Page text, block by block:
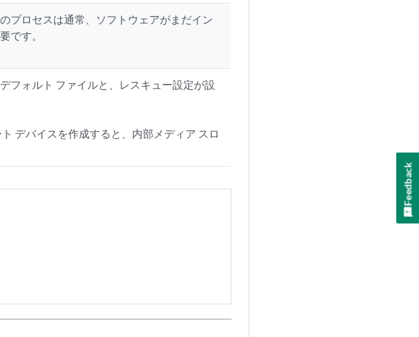
プロセスは通常、ソフトウェアがまだイン
です。
フォルト ファイルと、レスキュー設定が設
デバイスを作成すると、内部メディア スロ
Feedback